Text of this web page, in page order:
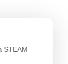
STEAM